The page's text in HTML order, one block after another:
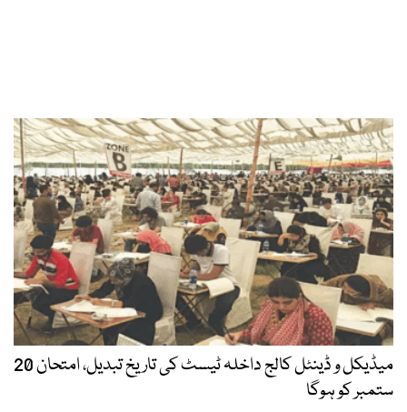
میڈیکل و ڈینٹل کالج داخلہ ٹیسٹ کی تاریخ تبدیل، امتحان 20
ستمبر کو ہوگا